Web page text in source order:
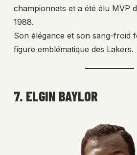
championnats et a été élu MVP
1988.
Son élégance et son sang-froid
figure emblématique des Lakers.
7. ELGIN BAYLOR